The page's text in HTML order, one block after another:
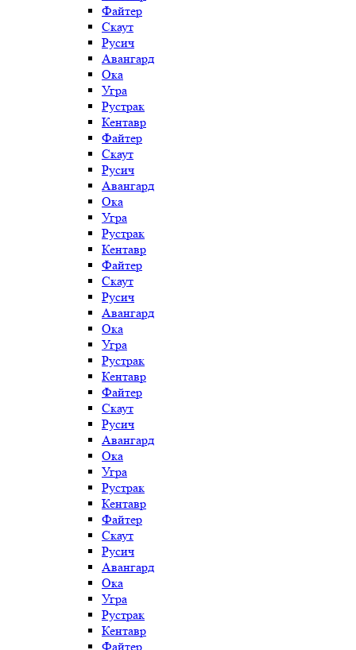
Файтер
Скаут
Русич
Авангард
Ока
Угра
Рустрак
Кентавр
Файтер
Скаут
Русич
Авангард
Ока
Угра
Рустрак
Кентавр
Файтер
Скаут
Русич
Авангард
Ока
Угра
Рустрак
Кентавр
Файтер
Скаут
Русич
Авангард
Ока
Угра
Рустрак
Кентавр
Файтер
Скаут
Русич
Авангард
Ока
Угра
Рустрак
Кентавр
Файтер